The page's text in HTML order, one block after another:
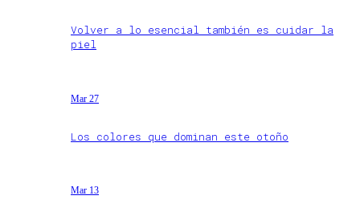
Volver a lo esencial también es cuidar la
piel
Mar 27
Los colores que dominan este otoño
Mar 13